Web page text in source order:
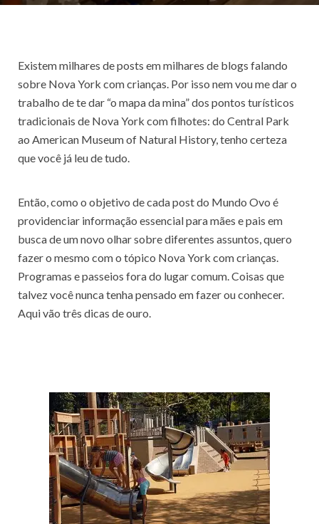
Existem milhares de posts em milhares de blogs falando
sobre Nova York com crianças. Por isso nem vou me dar o
trabalho de te dar “o mapa da mina” dos pontos turísticos
tradicionais de Nova York com filhotes: do Central Park
ao American Museum of Natural History, tenho certeza
que você já leu de tudo.
Então, como o objetivo de cada post do Mundo Ovo é
providenciar informação essencial para mães e pais em
busca de um novo olhar sobre diferentes assuntos, quero
fazer o mesmo com o tópico Nova York com crianças.
Programas e passeios fora do lugar comum. Coisas que
talvez você nunca tenha pensado em fazer ou conhecer.
Aqui vão três dicas de ouro.